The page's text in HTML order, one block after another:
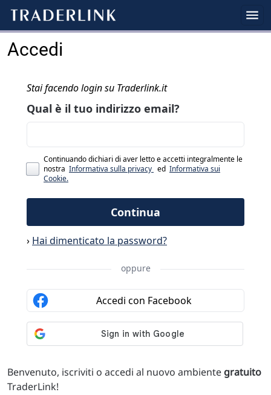
Accedi
Benvenuto, iscriviti o accedi al nuovo ambiente gratuito
TraderLink!